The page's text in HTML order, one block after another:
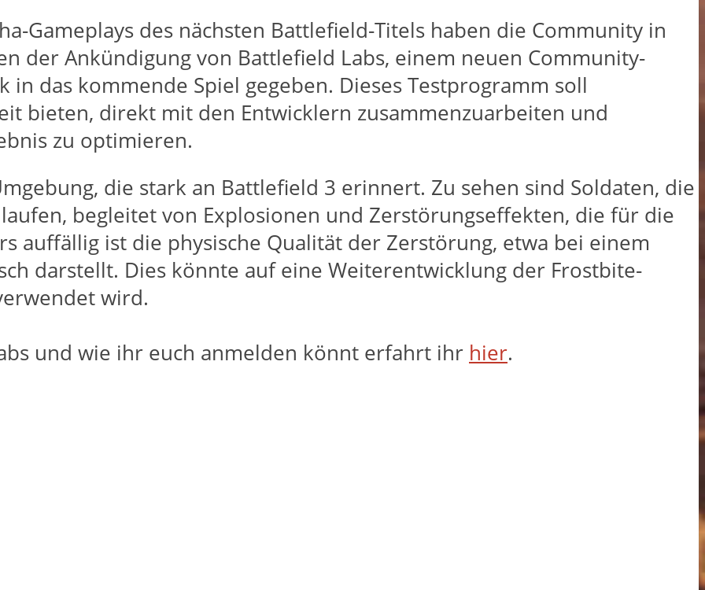
Gameplays des nächsten Battlefield-Titels haben die Community in
der Ankündigung von Battlefield Labs, einem neuen Community-
das kommende Spiel gegeben. Dieses Testprogramm soll
bieten, direkt mit den Entwicklern zusammenzuarbeiten und
zu optimieren.
die stark an Battlefield 3 erinnert. Zu sehen sind Soldaten, die
begleitet von Explosionen und Zerstörungseffekten, die für die
auffällig ist die physische Qualität der Zerstörung, etwa bei einem
darstellt. Dies könnte auf eine Weiterentwicklung der Frostbite-
wird.
und wie ihr euch anmelden könnt erfahrt ihr hier.